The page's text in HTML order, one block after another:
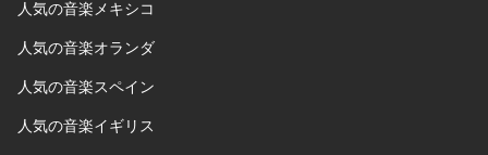
人気の音楽メキシコ
人気の音楽オランダ
人気の音楽スペイン
人気の音楽イギリス